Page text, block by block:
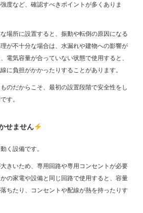
度など、確認すべきポイントが多くありま
場所に設置すると、振動や転倒の原因になる
が不十分な場合は、水漏れや建物への影響が
電気容量が合っていない状態で使用すると、
に負担がかかったりすることがあります。
のだからこそ、最初の設置段階で安全性をし
す。
せません
く設備です。
きいため、専用回路や専用コンセントが必要
の家電や設備と同じ回路で使用すると、容量
ちたり、コンセントや配線が熱を持ったりす